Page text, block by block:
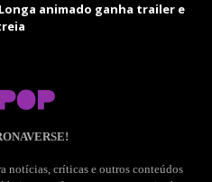
Longa animado ganha trailer e
notícias, críticas e outros conteúdos